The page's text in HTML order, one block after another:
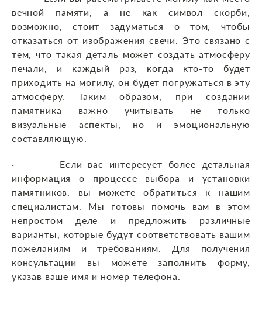
вечной памяти, а не как символ скорби,
возможно, стоит задуматься о том, чтобы
отказаться от изображения свечи. Это связано с
тем, что такая деталь может создать атмосферу
печали, и каждый раз, когда кто-то будет
приходить на могилу, он будет погружаться в эту
атмосферу. Таким образом, при создании
памятника важно учитывать не только
визуальные аспекты, но и эмоциональную
составляющую.
· Если вас интересует более детальная
информация о процессе выбора и установки
памятников, вы можете обратиться к нашим
специалистам. Мы готовы помочь вам в этом
непростом деле и предложить различные
варианты, которые будут соответствовать вашим
пожеланиям и требованиям. Для получения
консультации вы можете заполнить форму,
указав ваше имя и номер телефона.